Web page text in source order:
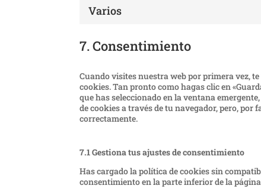
Varios
7. Consentimiento
Cuando visites nuestra web por primera vez,
cookies. Tan pronto como hagas clic en
que has seleccionado en la ventana
de cookies a través de tu navegador, pero,
correctamente.
7.1 Gestiona tus ajustes de consentimiento
Has cargado la política de cookies sin
consentimiento en la parte inferior de la